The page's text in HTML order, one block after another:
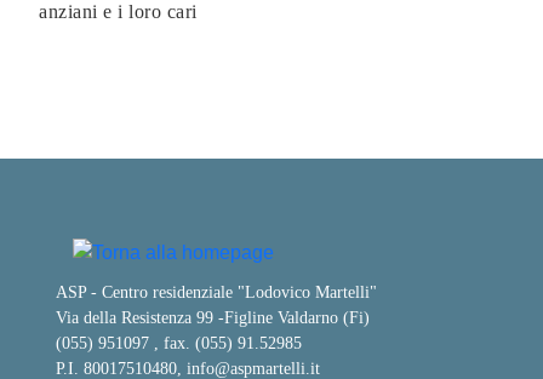
anziani e i loro cari
ASP - Centro residenziale "Lodovico Martelli"
Via della Resistenza 99 -Figline Valdarno (Fi)
(055) 951097 , fax. (055) 91.52985
P.I. 80017510480, info@aspmartelli.it